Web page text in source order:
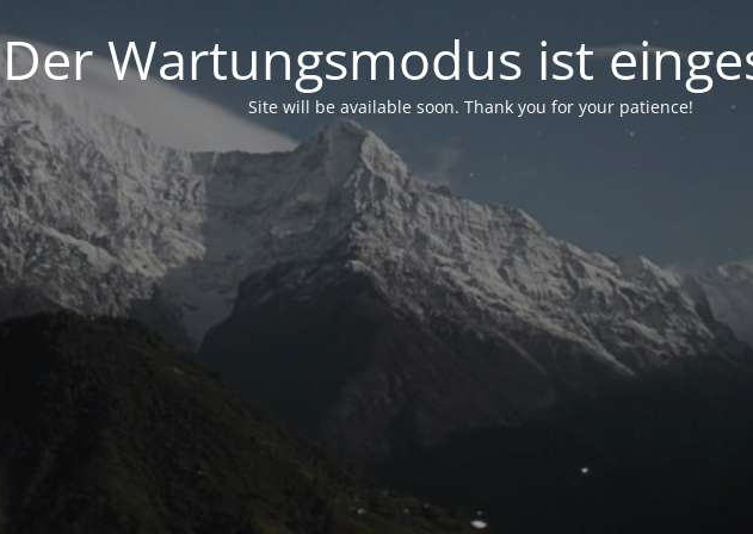
Der Wartungsmodus ist
Site will be available soon. Thank you for your patience!